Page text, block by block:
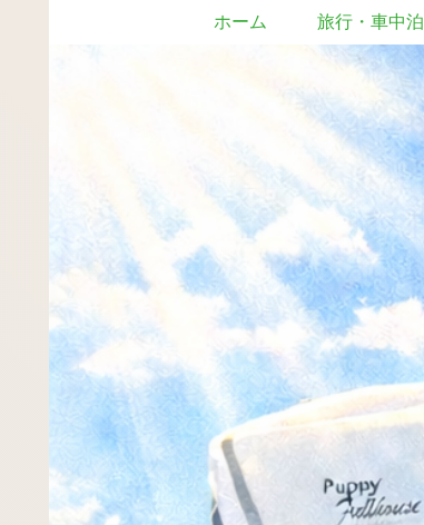
ホーム 旅行・車中泊